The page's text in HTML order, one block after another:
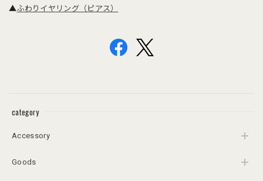
▲ふわりイヤリング（ピアス）
category
Accessory
Goods